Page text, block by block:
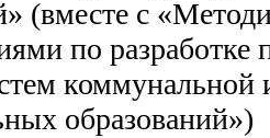
(вместе с
по разработке
коммунальной
образований»)